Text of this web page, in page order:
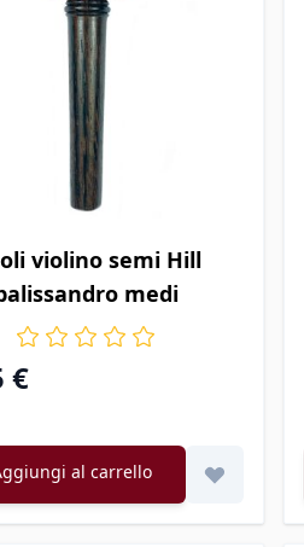
violino semi Hill
medi
€
al carrello